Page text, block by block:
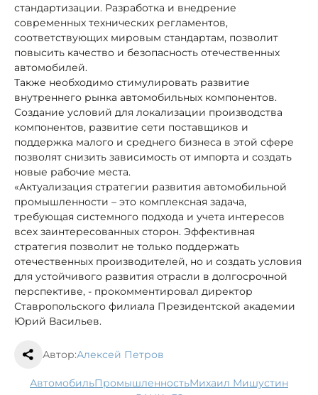
стандартизации. Разработка и внедрение
современных технических регламентов,
соответствующих мировым стандартам, позволит
повысить качество и безопасность отечественных
автомобилей.
Также необходимо стимулировать развитие
внутреннего рынка автомобильных компонентов.
Создание условий для локализации производства
компонентов, развитие сети поставщиков и
поддержка малого и среднего бизнеса в этой сфере
позволят снизить зависимость от импорта и создать
новые рабочие места.
«Актуализация стратегии развития автомобильной
промышленности – это комплексная задача,
требующая системного подхода и учета интересов
всех заинтересованных сторон. Эффективная
стратегия позволит не только поддержать
отечественных производителей, но и создать условия
для устойчивого развития отрасли в долгосрочной
перспективе, - прокомментировал директор
Ставропольского филиала Президентской академии
Юрий Васильев.
Автор:Алексей Петров
автомобиль промышленность
Михаил Мишустин